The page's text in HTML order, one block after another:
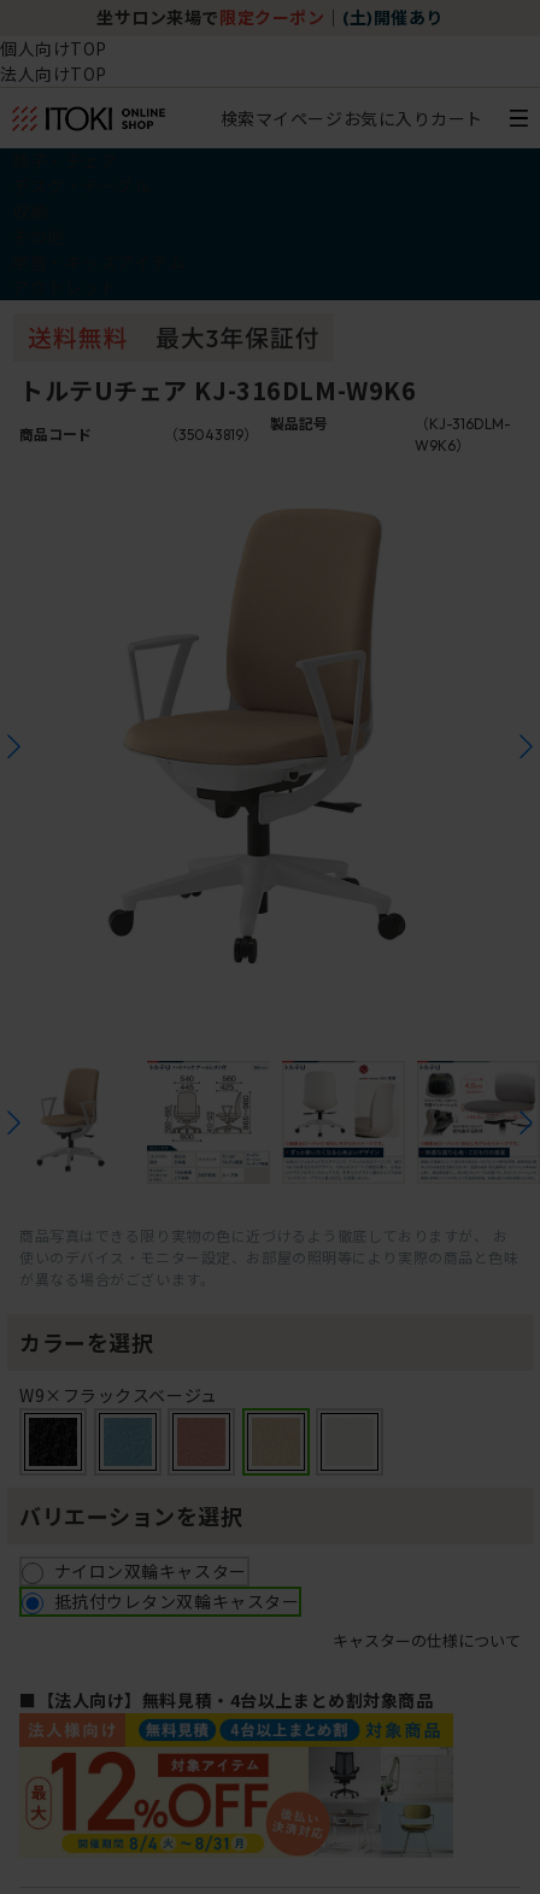
坐サロン来場で 限定クーポン (土)開催あり
個人向けTOP
法人向けTOP
検索マイページ お気に入り カート
トルテUチェア KJ-316DLM-W9K6
商品コード （35043819）
製品記号
（KJ-316DLM-
W9K6）
商品写真はできる限り実物の色に近づけるよう徹底しておりますが、 お
使いのデバイス・モニター設定、お部屋の照明等により実際の商品と色味
が異なる場合がございます。
カラーを選択
W9×フラックスベージュ
バリエーションを選択
ナイロン双輪キャスター
抵抗付ウレタン双輪キャスター
キャスターの仕様について
■【法人向け】無料見積・4台以上まとめ割対象商品